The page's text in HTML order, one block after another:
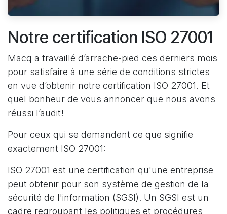
Notre certification ISO 27001 ​
Macq a travaillé d’arrache-pied ces derniers mois
pour satisfaire à une série de conditions strictes
en vue d’obtenir notre certification ISO 27001. Et
quel bonheur de vous annoncer que nous avons
réussi l’audit!
Pour ceux qui se demandent ce que signifie
exactement ISO 27001:
ISO 27001 est une certification qu'une entreprise
peut obtenir pour son système de gestion de la
sécurité de l'information (SGSI). Un SGSI est un
cadre regroupant les politiques et procédures